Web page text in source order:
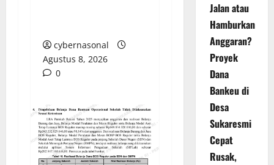
cybernasonal
Agustus 8, 2026
0
Jalan atau
Hamburkan
Anggaran?
Proyek
Dana
Bankeu di
Desa
Sukaresmi
Cepat
Rusak,